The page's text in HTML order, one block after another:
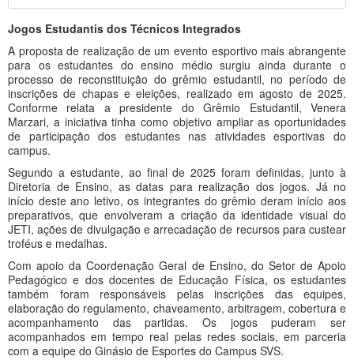
Jogos Estudantis dos Técnicos Integrados
A proposta de realização de um evento esportivo mais abrangente
para os estudantes do ensino médio surgiu ainda durante o
processo de reconstituição do grêmio estudantil, no período de
inscrições de chapas e eleições, realizado em agosto de 2025.
Conforme relata a presidente do Grêmio Estudantil, Venera
Marzari, a iniciativa tinha como objetivo ampliar as oportunidades
de participação dos estudantes nas atividades esportivas do
campus.
Segundo a estudante, ao final de 2025 foram definidas, junto à
Diretoria de Ensino, as datas para realização dos jogos. Já no
início deste ano letivo, os integrantes do grêmio deram início aos
preparativos, que envolveram a criação da identidade visual do
JETI, ações de divulgação e arrecadação de recursos para custear
troféus e medalhas.
Com apoio da Coordenação Geral de Ensino, do Setor de Apoio
Pedagógico e dos docentes de Educação Física, os estudantes
também foram responsáveis pelas inscrições das equipes,
elaboração do regulamento, chaveamento, arbitragem, cobertura e
acompanhamento das partidas. Os jogos puderam ser
acompanhados em tempo real pelas redes sociais, em parceria
com a equipe do Ginásio de Esportes do Campus SVS.